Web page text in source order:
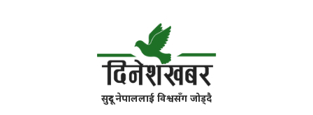
सुदूर नेपाललाई विश्वसँग जोड्दै